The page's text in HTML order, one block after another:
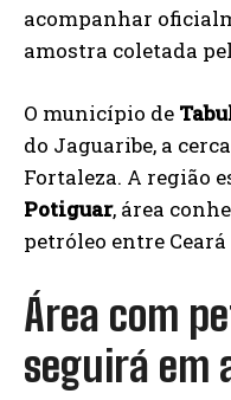
acompanhar
amostra coletada
O município de
do Jaguaribe, a
Fortaleza. A região
Potiguar, área
petróleo entre
Área com
seguirá em